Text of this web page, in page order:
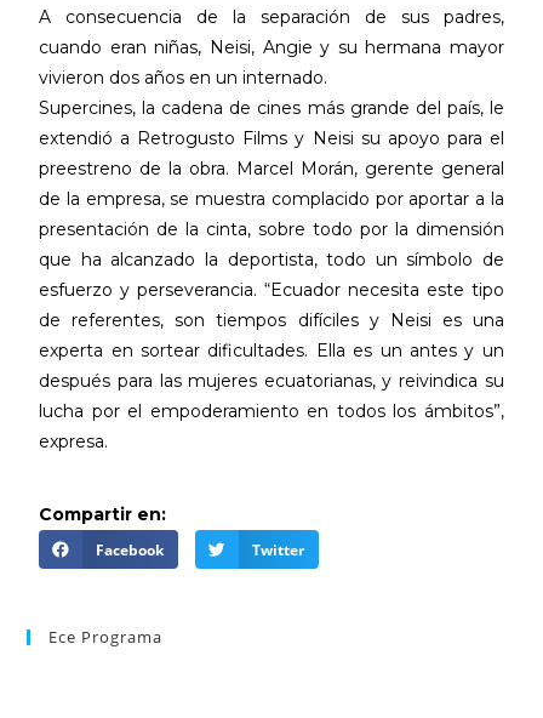
A consecuencia de la separación de sus padres,
cuando eran niñas, Neisi, Angie y su hermana mayor
vivieron dos años en un internado.
Supercines, la cadena de cines más grande del país, le
extendió a Retrogusto Films y Neisi su apoyo para el
preestreno de la obra. Marcel Morán, gerente general
de la empresa, se muestra complacido por aportar a la
presentación de la cinta, sobre todo por la dimensión
que ha alcanzado la deportista, todo un símbolo de
esfuerzo y perseverancia. “Ecuador necesita este tipo
de referentes, son tiempos difíciles y Neisi es una
experta en sortear dificultades. Ella es un antes y un
después para las mujeres ecuatorianas, y reivindica su
lucha por el empoderamiento en todos los ámbitos”,
expresa.
Compartir en:
Facebook Twitter
Ece Programa